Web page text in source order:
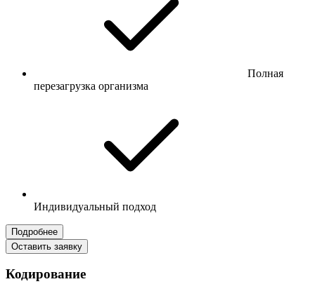
Полная
перезагрузка организма
Индивидуальный подход
Подробнее
Оставить заявку
Кодирование